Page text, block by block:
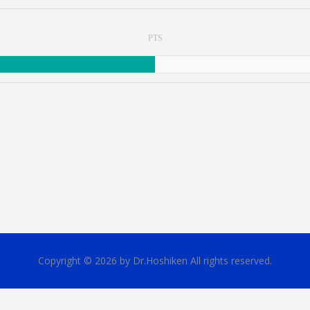
PTS
Copyright © 2026 by Dr.Hoshiken All rights reserved.